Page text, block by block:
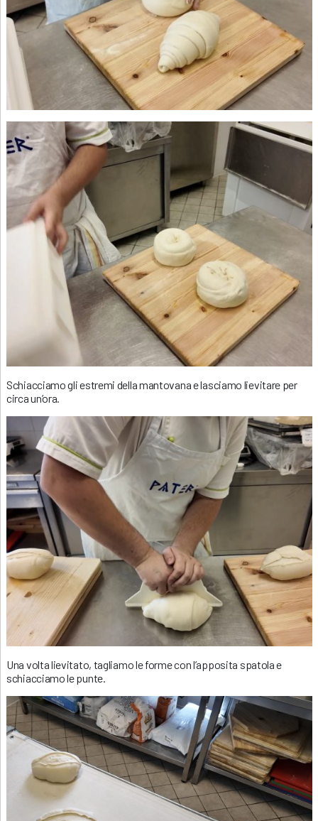
Schiacciamo gli estremi della mantovana e lasciamo lievitare per
circa un’ora.
Una volta lievitato, tagliamo le forme con l’apposita spatola e
schiacciamo le punte.